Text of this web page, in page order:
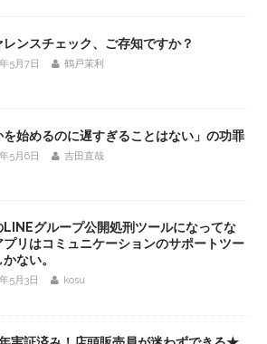
レンスチェック、ご存知ですか？
5月7日 鶴戸茉利
を始めるのに遅すぎることはない」の功罪
5月6日 吉田直哉
LINEグループ公開処刑ツールになってな
プリはコミュニケーションのサポートツー
ない。
5月3日 kosu